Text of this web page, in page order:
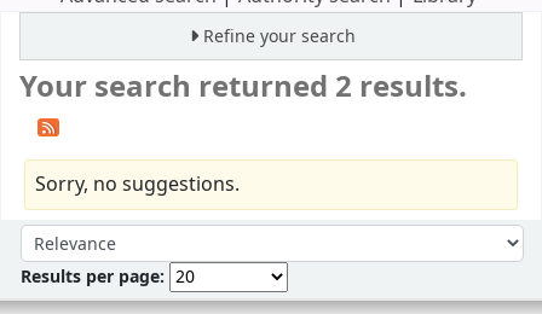
Refine your search
Your search returned 2 results.
Sorry, no suggestions.
Sort by:
Results per page: